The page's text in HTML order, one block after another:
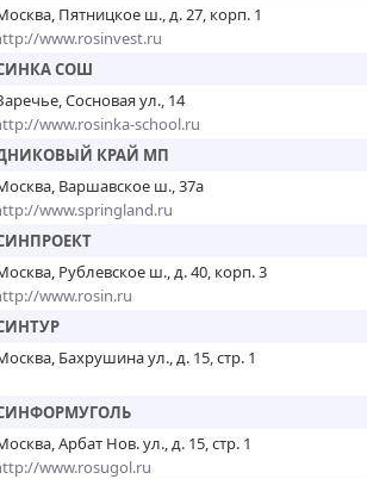
Пятницкое ш., д. 27, корп. 1
www.rosinvest.ru
СОШ
Сосновая ул., 14
www.rosinka-school.ru
КРАЙ МП
Варшавское ш., 37а
www.springland.ru
Рублевское ш., д. 40, корп. 3
www.rosin.ru
Бахрушина ул., д. 15, стр. 1
Арбат Нов. ул., д. 15, стр. 1
www.rosugol.ru